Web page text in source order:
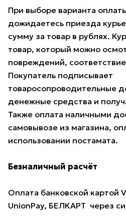
При выборе варианта
дожидаетесь приезда
сумму за товар в рублях.
товар, который можно
повреждений,
Покупатель подписывает
товаросопроводительные
денежные средства и
Также оплата наличными
самовывозе из магазина,
использовании постамата.
Безналичный расчёт
Оплата банковской картой
UnionPay, БЕЛКАРТ через